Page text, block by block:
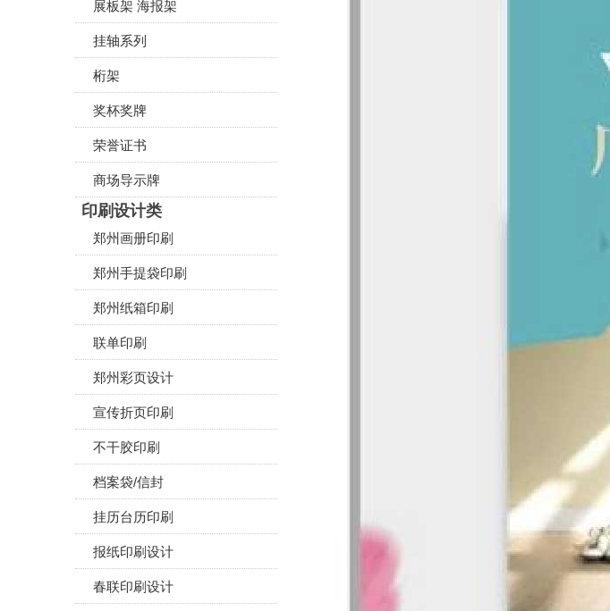
展板架 海报架
挂轴系列
桁架
奖杯奖牌
荣誉证书
商场导示牌
印刷设计类
郑州画册印刷
郑州手提袋印刷
郑州纸箱印刷
联单印刷
郑州彩页设计
宣传折页印刷
不干胶印刷
档案袋/信封
挂历台历印刷
报纸印刷设计
春联印刷设计